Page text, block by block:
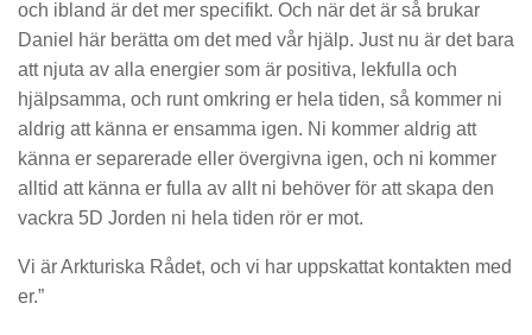
och ibland är det mer specifikt. Och när det är så brukar
Daniel här berätta om det med vår hjälp. Just nu är det bara
att njuta av alla energier som är positiva, lekfulla och
hjälpsamma, och runt omkring er hela tiden, så kommer ni
aldrig att känna er ensamma igen. Ni kommer aldrig att
känna er separerade eller övergivna igen, och ni kommer
alltid att känna er fulla av allt ni behöver för att skapa den
vackra 5D Jorden ni hela tiden rör er mot.
Vi är Arkturiska Rådet, och vi har uppskattat kontakten med
er.”